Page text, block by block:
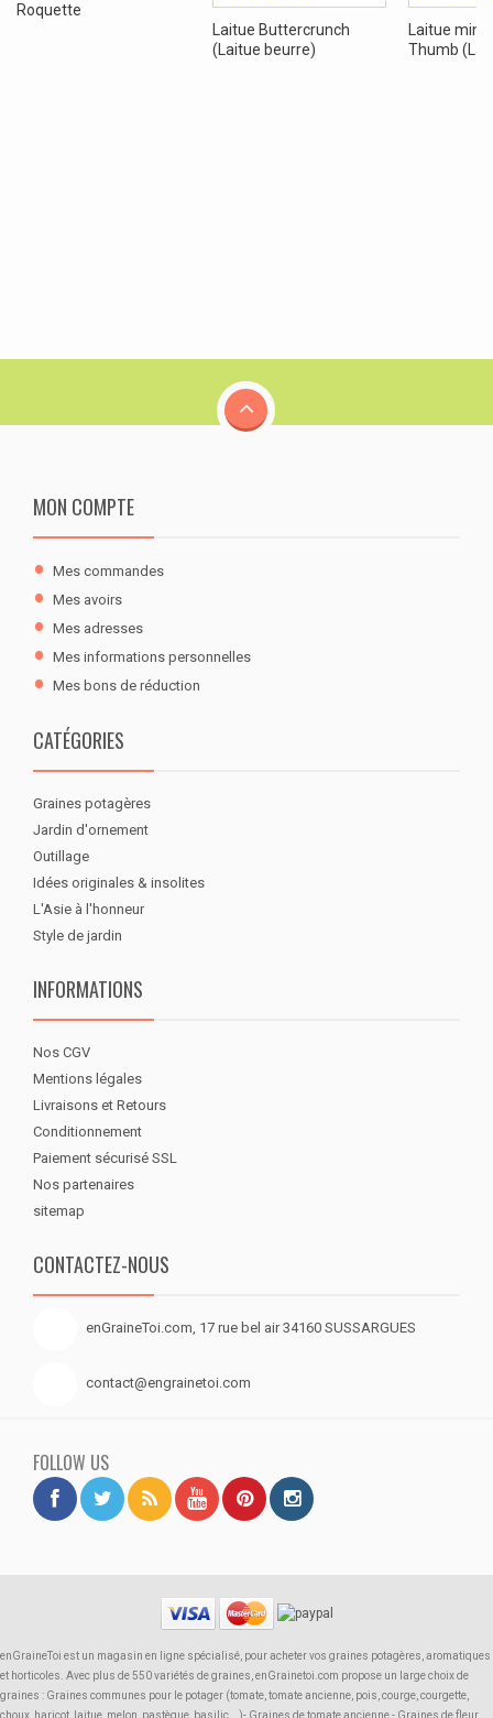
Roquette
Laitue Buttercrunch
(Laitue beurre)
Laitue
Thumb
MON COMPTE
Mes commandes
Mes avoirs
Mes adresses
Mes informations personnelles
Mes bons de réduction
CATÉGORIES
Graines potagères
Jardin d'ornement
Outillage
Idées originales & insolites
L'Asie à l'honneur
Style de jardin
INFORMATIONS
Nos CGV
Mentions légales
Livraisons et Retours
Conditionnement
Paiement sécurisé SSL
Nos partenaires
sitemap
CONTACTEZ-NOUS
enGraineToi.com, 17 rue bel air 34160 SUSSARGUES
contact@engrainetoi.com
FOLLOW US
enGraineToi est un magasin en ligne spécialisé, pour acheter vos graines potagères, aromatiques
et horticoles. Avec plus de 550 variétés de graines, enGrainetoi.com propose un large choix de
graines : Graines communes pour le potager (tomate, tomate ancienne, pois, courge, courgette,
choux, haricot, laitue, melon, pastèque, basilic...)- Graines de tomate ancienne - Graines de fleur